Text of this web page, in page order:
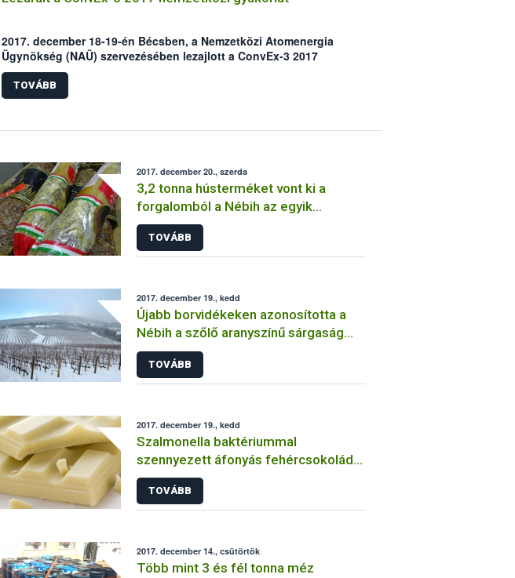
2017. december 18-19-én Bécsben, a Nemzetközi Atomenergia
Ügynökség (NAÜ) szervezésében lezajlott a ConvEx-3 2017
elnevezésű nukleáris balesetelhárítási gyakorlat értékelő
munkaértekezlete, ezzel lezárult a 2017. június 21-22. között tartott
szimuláció. A kiértékelésen hazánkat az Országos Atomenergia
Nemzeti Élelmiszerlánc-biztonsági Hivatal (Nébih) képviselte.
TOVÁBB
2017. december 20., szerda
3,2 tonna hústerméket vont ki a
forgalomból a Nébih az egyik
budapesti piac húsboltjában
TOVÁBB
2017. december 19., kedd
Újabb borvidékeken azonosította a
Nébih a szőlő aranyszínű sárgaság
betegséget
TOVÁBB
2017. december 19., kedd
Szalmonella baktériummal
szennyezett áfonyás fehércsokoládé
kerülhetett a kereskedelmi
forgalomba
TOVÁBB
2017. december 14., csütörtök
Több mint 3 és fél tonna méz